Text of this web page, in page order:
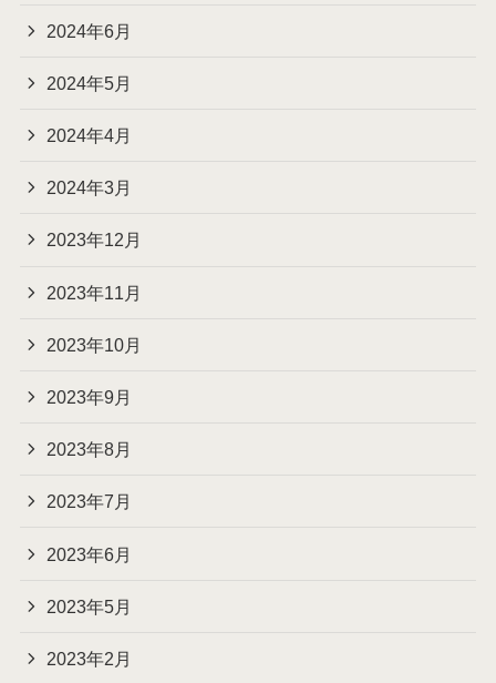
2024年6月
2024年5月
2024年4月
2024年3月
2023年12月
2023年11月
2023年10月
2023年9月
2023年8月
2023年7月
2023年6月
2023年5月
2023年2月